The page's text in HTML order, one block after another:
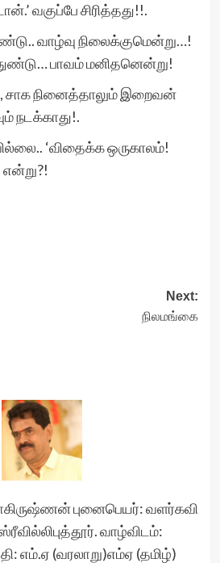
வகுப்பே சிரித்தது!!.
வாழ்வு நிலைக்குமென்று…!
பாவம் மனிதனென்று!
சாக நினைத்தாலும் இறைவன்
நடக்காது!.
‘விதைக்க ஒருகாலம்!
Next:
நிலமங்கை
புனைபெயர்: வளர்கவி
வாழ்விடம்:
எம்.ஏ (வரலாறு)எம்ஏ (தமிழ்)